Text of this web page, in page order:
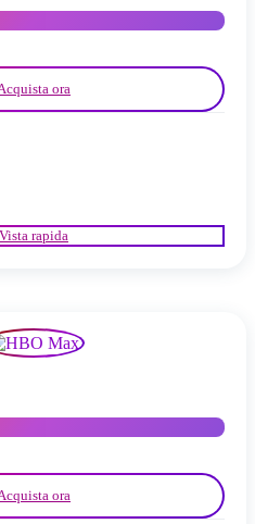
ora
Vista rapida
ora